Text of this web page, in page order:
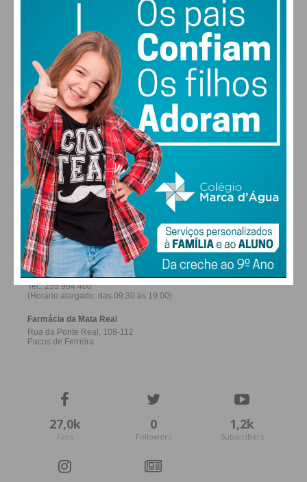
SÁB DOM
28°
SEG
30
TER
FARMACIAS DE SERVIÇO EM PAÇOS DE
FERREIRA
27,0k
Fans
0
Followers
1,2k
Subscribers